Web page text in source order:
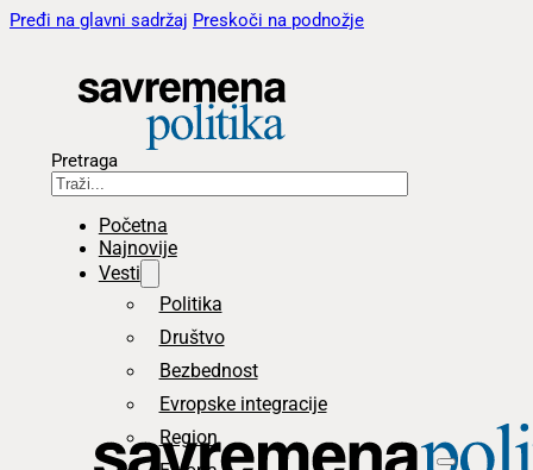
Pređi na glavni sadržaj Preskoči na podnožje
Pretraga
Početna
Najnovije
Vesti
Politika
Društvo
Bezbednost
Evropske integracije
Region